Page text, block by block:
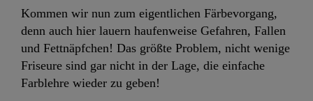
Kommen wir nun zum eigentlichen Färbevorgang,
denn auch hier lauern haufenweise Gefahren, Fallen
und Fettnäpfchen! Das größte Problem, nicht wenige
Friseure sind gar nicht in der Lage, die einfache
Farblehre wieder zu geben!